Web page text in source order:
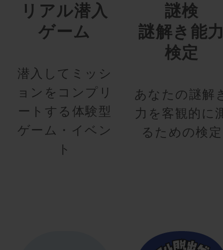
リアル潜入
ゲーム
潜入してミッシ
ョンをコンプリ
ートする体験型
ゲーム・イベン
ト
謎検
謎解き能
検定
あなたの謎解
力を客観的に
るための検定